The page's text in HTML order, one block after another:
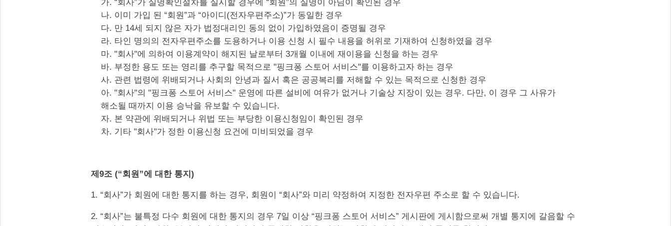
나. 이미 가입 된 “회원”과 “아이디(전자우편주소)”가 동일한 경우
다. 만 14세 되지 않은 자가 법정대리인 동의 없이 가입하였음이 증명될 경우
라. 타인 명의의 전자우편주소를 도용하거나 이용 신청 시 필수 내용을 허위로 기재하여 신청하였을 경우
마. "회사"에 의하여 이용계약이 해지된 날로부터 3개월 이내에 재이용을 신청을 하는 경우
바. 부정한 용도 또는 영리를 추구할 목적으로 "핑크퐁 스토어 서비스"를 이용하고자 하는 경우
사. 관련 법령에 위배되거나 사회의 안녕과 질서 혹은 공공복리를 저해할 수 있는 목적으로 신청한 경우
아. "회사"의 "핑크퐁 스토어 서비스" 운영에 따른 설비에 여유가 없거나 기술상 지장이 있는 경우. 다만, 이 경우 그 사유가
해소될 때까지 이용 승낙을 유보할 수 있습니다.
자. 본 약관에 위배되거나 위법 또는 부당한 이용신청임이 확인된 경우
차. 기타 "회사"가 정한 이용신청 요건에 미비되었을 경우
제9조 (“회원”에 대한 통지)
1. “회사”가 회원에 대한 통지를 하는 경우, 회원이 “회사”와 미리 약정하여 지정한 전자우편 주소로 할 수 있습니다.
2. “회사”는 불특정 다수 회원에 대한 통지의 경우 7일 이상 “핑크퐁 스토어 서비스” 게시판에 게시함으로써 개별 통지에 갈음할 수